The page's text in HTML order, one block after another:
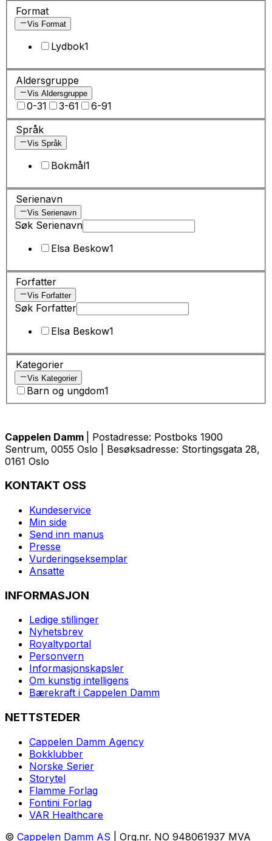
Format
Vis Format
Lydbok1
Aldersgruppe
Vis Aldersgruppe
0-31 3-61 6-91
Språk
Vis Språk
Bokmål1
Serienavn
Vis Serienavn
Søk Serienavn
Elsa Beskow1
Forfatter
Vis Forfatter
Søk Forfatter
Elsa Beskow1
Kategorier
Vis Kategorier
Barn og ungdom1
Cappelen Damm
| Postadresse: Postboks 1900
Sentrum, 0055 Oslo | Besøksadresse: Stortingsgata 28,
0161 Oslo
KONTAKT OSS
Kundeservice
Min side
Send inn manus
Presse
Vurderingseksemplar
Ansatte
INFORMASJON
Ledige stillinger
Nyhetsbrev
Royaltyportal
Personvern
Informasjonskapsler
Om kunstig intelligens
Bærekraft i Cappelen Damm
NETTSTEDER
Cappelen Damm Agency
Bokklubber
Norske Serier
Storytel
Flamme Forlag
Fontini Forlag
VAR Healthcare
© Cappelen Damm AS | Org.nr. NO 948061937 MVA